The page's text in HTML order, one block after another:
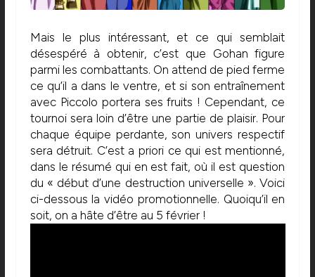
Mais le plus intéressant, et ce qui semblait
désespéré à obtenir, c’est que Gohan figure
parmi les combattants. On attend de pied ferme
ce qu’il a dans le ventre, et si son entraînement
avec Piccolo portera ses fruits ! Cependant, ce
tournoi sera loin d’être une partie de plaisir. Pour
chaque équipe perdante, son univers respectif
sera détruit. C’est a priori ce qui est mentionné,
dans le résumé qui en est fait, où il est question
du « début d’une destruction universelle ». Voici
ci-dessous la vidéo promotionnelle. Quoiqu’il en
soit, on a hâte d’être au 5 février !